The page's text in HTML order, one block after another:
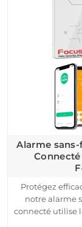
notre
Parfait pour
d'alarme
abonnement.
Alarme
Connecté
Protégez
notre alarme
connecté utilise